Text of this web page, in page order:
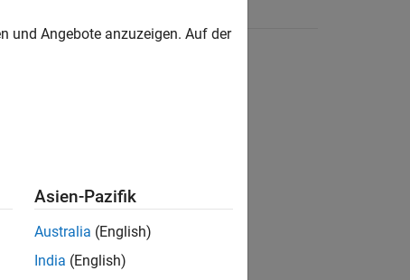
und Angebote anzuzeigen. Auf der
Asien-Pazifik
Australia (English)
India (English)